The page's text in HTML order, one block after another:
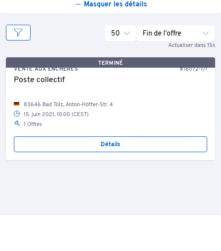
Masquer les détails
Actualiser dans 15s
50 Fin de l'offre
TERMINÉ
VENTE AUX ENCHÈRES
#16072-1/1
Poste collectif
83646 Bad Tölz, Anton-Höfter-Str. 4
15. juin 2021, 10:00 (CEST)
1 Offres
Détails